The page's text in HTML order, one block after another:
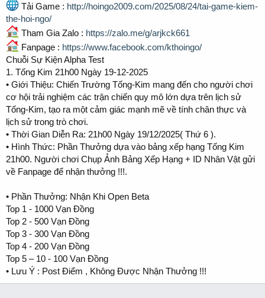
Tải Game : http://hoingo2009.com/2025/08/24/tai-game-kiem-
the-hoi-ngo/
Tham Gia Zalo : https://zalo.me/g/arjkck661
Fanpage : https://www.facebook.com/kthoingo/
Chuỗi Sự Kiện Alpha Test
1. Tống Kim 21h00 Ngày 19-12-2025
• Giới Thiệu: Chiến Trường Tống-Kim mang đến cho người chơi
cơ hội trải nghiệm các trận chiến quy mô lớn dựa trên lịch sử
Tống-Kim, tạo ra một cảm giác mạnh mẽ về tính chân thực và
lịch sử trong trò chơi.
• Thời Gian Diễn Ra: 21h00 Ngày 19/12/2025( Thứ 6 ).
• Hình Thức: Phần Thưởng dựa vào bảng xếp hạng Tống Kim
21h00. Người chơi Chụp Ảnh Bảng Xếp Hạng + ID Nhân Vật gửi
về Fanpage để nhận thưởng !!!.
• Phần Thưởng: Nhận Khi Open Beta
Top 1 - 1000 Vạn Đồng
Top 2 - 500 Vạn Đồng
Top 3 - 300 Vạn Đồng
Top 4 - 200 Vạn Đồng
Top 5 – 10 - 100 Vạn Đồng
• Lưu Ý : Post Điểm , Không Được Nhận Thưởng !!!